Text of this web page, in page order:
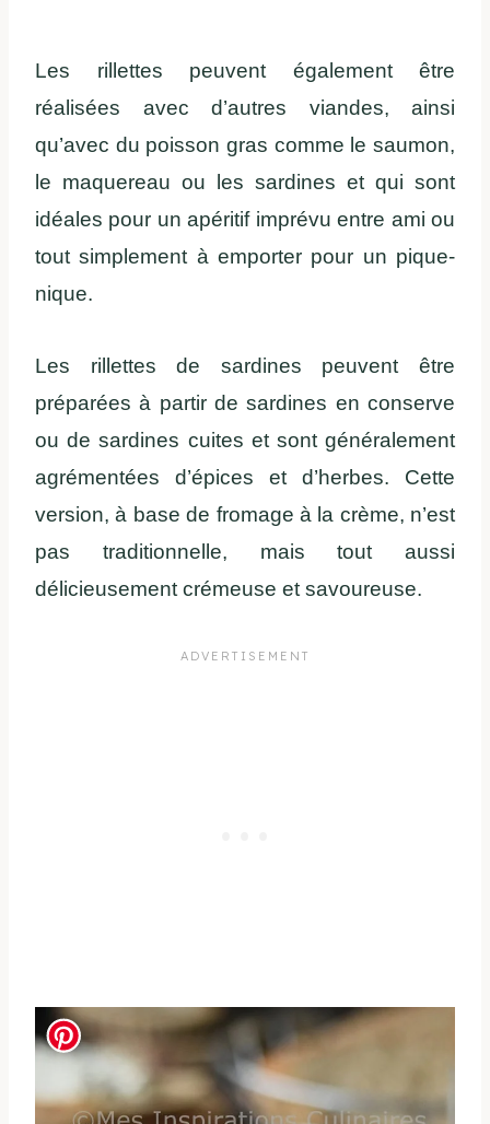
Les rillettes peuvent également être
réalisées avec d’autres viandes, ainsi
qu’avec du poisson gras comme le saumon,
le maquereau ou les sardines et qui sont
idéales pour un apéritif imprévu entre ami ou
tout simplement à emporter pour un pique-
nique.
Les rillettes de sardines peuvent être
préparées à partir de sardines en conserve
ou de sardines cuites et sont généralement
agrémentées d’épices et d’herbes. Cette
version, à base de fromage à la crème, n’est
pas traditionnelle, mais tout aussi
délicieusement crémeuse et savoureuse.